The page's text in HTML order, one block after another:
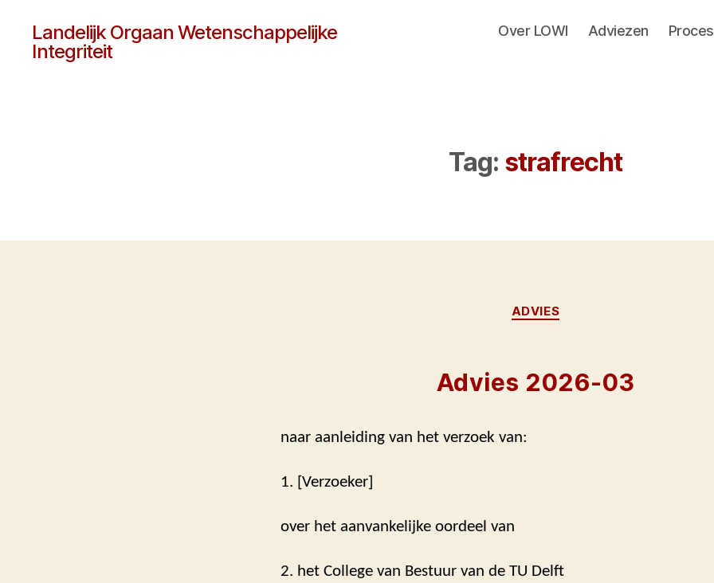
Landelijk Orgaan Wetenschappelijke
Integriteit
Over LOWI Adviezen
Tag: strafrecht
Categorieën
ADVIES
Advies 2026-03
naar aanleiding van het verzoek van:
1. [Verzoeker]
over het aanvankelijke oordeel van
2. het College van Bestuur van de TU Delft